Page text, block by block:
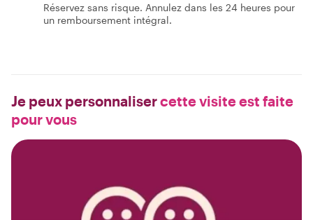
Réservez sans risque. Annulez dans les 24 heures pour
un remboursement intégral.
Je peux personnalisercette visite est faite
pour vous